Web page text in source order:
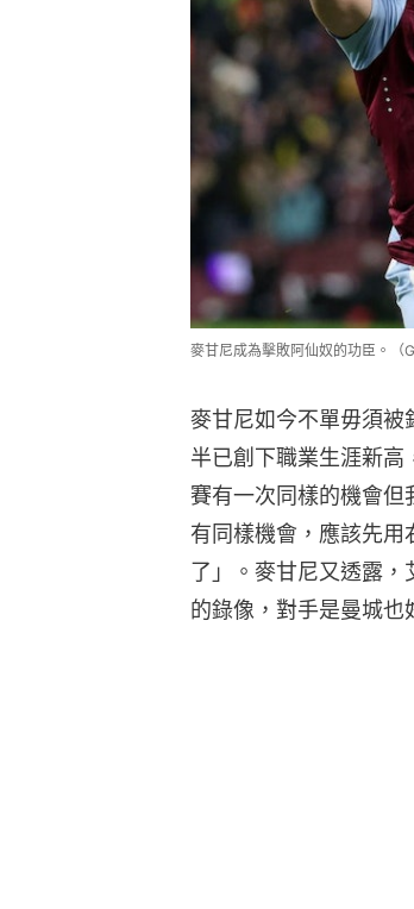
麥甘尼成為擊敗阿仙奴的功臣。（
麥甘尼如今不單毋須
半已創下職業生涯新
賽有一次同樣的機會但
有同樣機會，應該先用
了」。麥甘尼又透露
的錄像，對手是曼城也